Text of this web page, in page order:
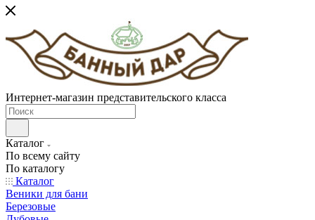
Интернет-магазин представительского класса
Каталог
По всему сайту
По каталогу
Каталог
Веники для бани
Березовые